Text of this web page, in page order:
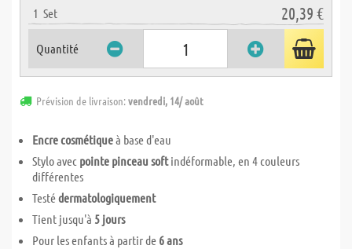
1 Set 20,39 €
Quantité
Prévision de livraison:vendredi, 14/ août
Encre cosmétiqueà base d'eau
Stylo avec pointe pinceau softindéformable, en 4 couleurs
différentes
Testédermatologiquement
Tient jusqu'à 5 jours
Pour les enfants à partir de 6 ans